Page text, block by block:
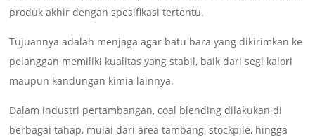
produk akhir dengan spesifikasi tertentu.
Tujuannya adalah menjaga agar batu bara yang dikirimkan ke
pelanggan memiliki kualitas yang stabil, baik dari segi kalori
maupun kandungan kimia lainnya.
Dalam industri pertambangan, coal blending dilakukan di
berbagai tahap, mulai dari area tambang, stockpile, hingga